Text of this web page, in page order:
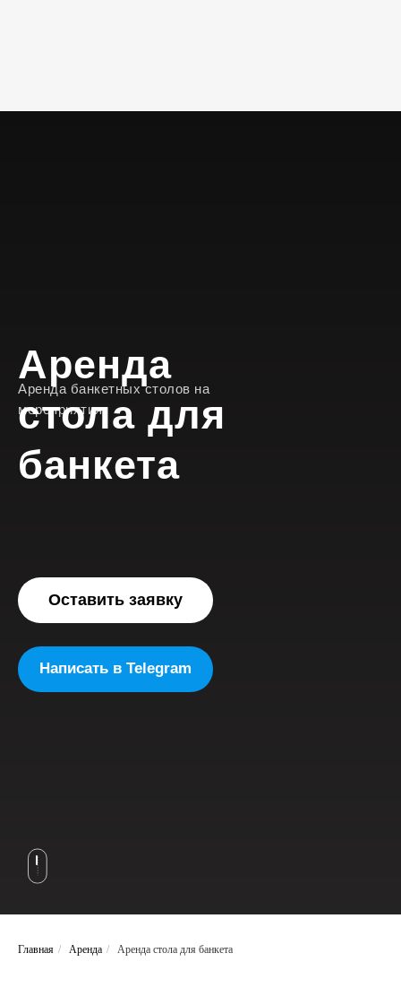
Оставить заявку
Написать в Telegram
Аренда
стола для
банкета
Аренда банкетных столов на
мероприятия
Главная / Аренда / Аренда стола для банкета